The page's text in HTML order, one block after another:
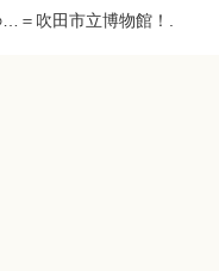
＝吹田市立博物館！.